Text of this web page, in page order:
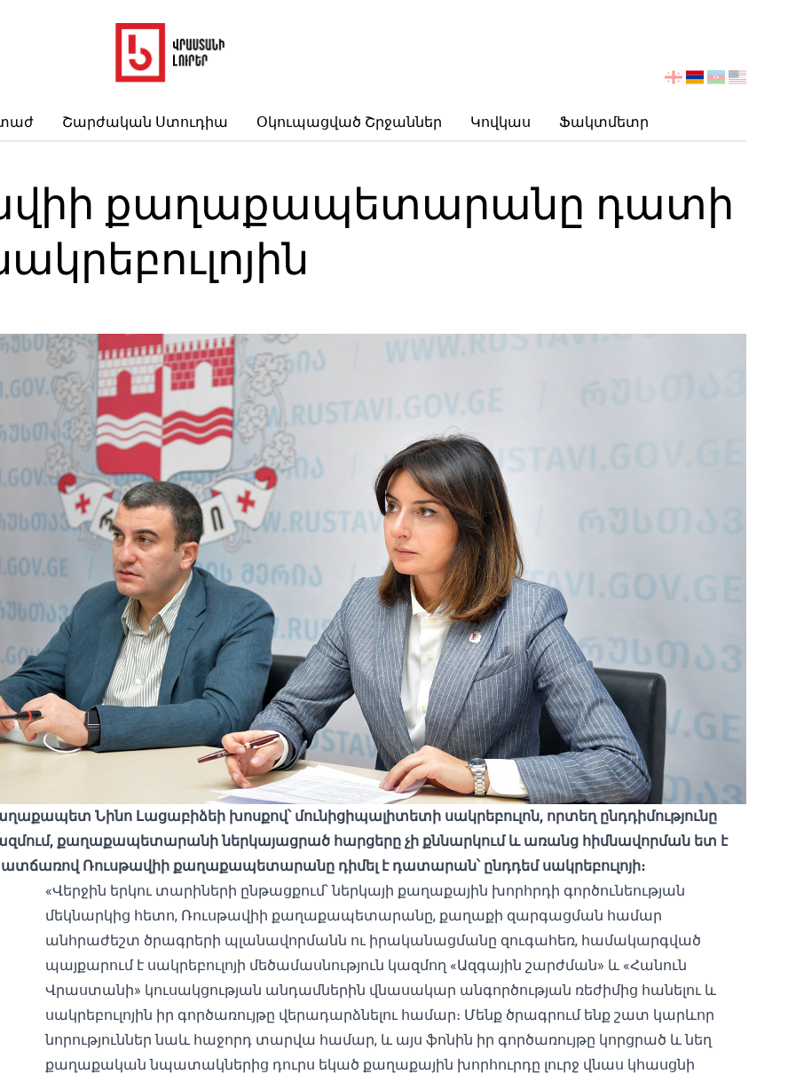
Շարժական Ստուդիա Օկուպացված Շրջաններ Կովկաս Ֆակտմետր
აირჩიეთ
քաղաքապետարանը դատի
Նինո Լացաբիձեի խոսքով՝ մունիցիպալիտետի սակրեբուլոն, որտեղ ընդդիմությունը
քաղաքապետարանի ներկայացրած հարցերը չի քննարկում և առանց հիմնավորման ետ է
Ռուսթավիի քաղաքապետարանը դիմել է դատարան՝ ընդդեմ սակրեբուլոյի։
«Վերջին երկու տարիների ընթացքում՝ ներկայի քաղաքային խորհրդի գործունեության
մեկնարկից հետո, Ռուսթավիի քաղաքապետարանը, քաղաքի զարգացման համար
անհրաժեշտ ծրագրերի պլանավորմանն ու իրականացմանը զուգահեռ, համակարգված
պայքարում է սակրեբուլոյի մեծամասնություն կազմող «Ազգային շարժման» և «Հանուն
Վրաստանի» կուսակցության անդամներին վնասակար անգործության ռեժիմից հանելու և
սակրեբուլոյին իր գործառույթը վերադարձնելու համար։ Մենք ծրագրում ենք շատ կարևոր
նորություններ նաև հաջորդ տարվա համար, և այս ֆոնին իր գործառույթը կորցրած և նեղ
քաղաքական նպատակներից դուրս եկած քաղաքային խորհուրդը լուրջ վնաս կհասցնի